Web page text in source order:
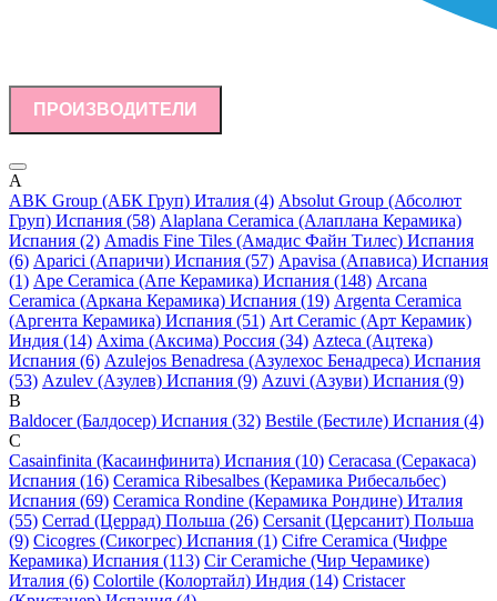
ПРОИЗВОДИТЕЛИ
A
ABK Group (АБК Груп) Италия (4) Absolut Group (Абсолют
Груп) Испания (58) Alaplana Ceramica (Алаплана Керамика)
Испания (2) Amadis Fine Tiles (Амадис Файн Тилес) Испания
(6) Aparici (Апаричи) Испания (57) Apavisa (Апависа) Испания
(1) Ape Ceramica (Апе Керамика) Испания (148) Arcana
Ceramica (Аркана Керамика) Испания (19) Argenta Ceramica
(Аргента Керамика) Испания (51) Art Ceramic (Арт Керамик)
Индия (14) Axima (Аксима) Россия (34) Azteca (Ацтека)
Испания (6) Azulejos Benadresa (Азулехос Бенадреса) Испания
(53) Azulev (Азулев) Испания (9) Azuvi (Азуви) Испания (9)
B
Baldocer (Балдосер) Испания (32) Bestile (Бестиле) Испания (4)
C
Casainfinita (Касаинфинита) Испания (10) Ceracasa (Серакаса)
Испания (16) Ceramica Ribesalbes (Керамика Рибесальбес)
Испания (69) Ceramica Rondine (Керамика Рондине) Италия
(55) Cerrad (Церрад) Польша (26) Cersanit (Церсанит) Польша
(9) Cicogres (Сикогрес) Испания (1) Cifre Ceramica (Чифре
Керамика) Испания (113) Cir Ceramiche (Чир Черамике)
Италия (6) Colortile (Колортайл) Индия (14) Cristacer